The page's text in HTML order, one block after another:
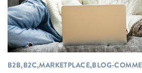
B2B,B2C,MARKETPLACE,BLOG-